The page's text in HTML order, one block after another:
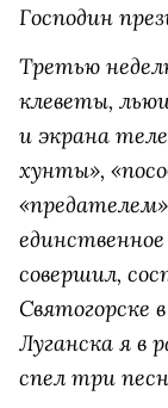
Господин
Третью
клеветы,
и экрана
хунты»,
совершил,
Святогорске
Луганска я в
спел три